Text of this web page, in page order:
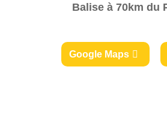
Balise à 70km du
Google Maps